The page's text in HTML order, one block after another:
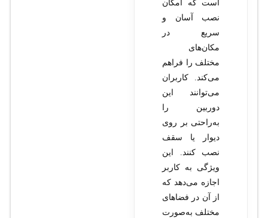
است که امکان
نصب آسان و
سریع در
مکان‌های
مختلف را فراهم
می‌کند. کاربران
می‌توانند این
دوربین را
به‌راحتی بر روی
دیوار یا سقف
نصب کنند. این
ویژگی به کاربر
اجازه می‌دهد که
از آن در فضاهای
مختلف به‌صورت